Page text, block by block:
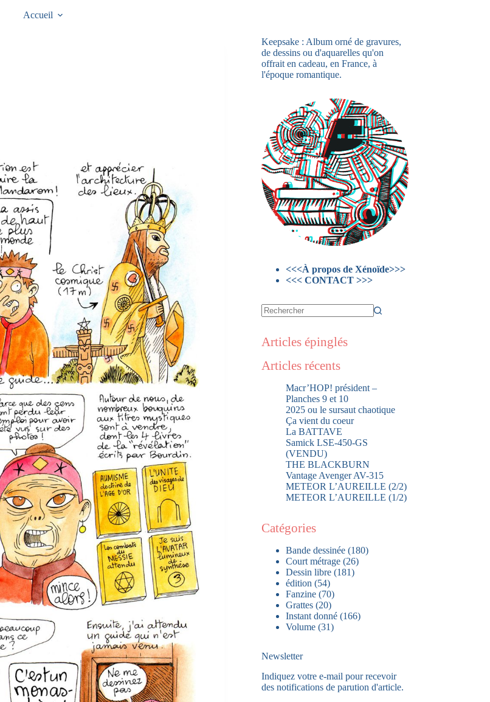
Accueil
Keepsake : Album orné de gravures,
de dessins ou d'aquarelles qu'on
offrait en cadeau, en France, à
l'époque romantique.
<<<À propos de Xénoïde>>>
<<< CONTACT >>>
Articles épinglés
Articles récents
Macr’HOP! président –
Planches 9 et 10
2025 ou le sursaut chaotique
Ça vient du coeur
La BATTAVE
Samick LSE-450-GS
(VENDU)
THE BLACKBURN
Vantage Avenger AV-315
METEOR L’AUREILLE (2/2)
METEOR L’AUREILLE (1/2)
Catégories
Bande dessinée(180)
Court métrage(26)
Dessin libre(181)
édition (54)
Fanzine(70)
Grattes(20)
Instant donné(166)
Volume(31)
Newsletter
Indiquez votre e-mail pour recevoir
des notifications de parution d'article.